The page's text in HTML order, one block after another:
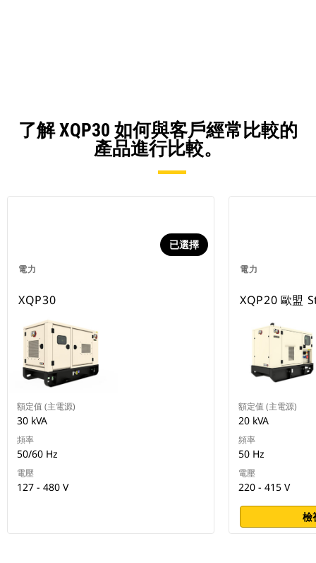
了解 XQP30 如何與客戶經常比較的
產品進行比較。
電力
已選擇
XQP30
額定值 (主電源)
30 kVA
頻率
50/60 Hz
電壓
127 - 480 V
電力
XQP20 歐盟
額定值 (主電源)
20 kVA
頻率
50 Hz
電壓
220 - 415 V
檢